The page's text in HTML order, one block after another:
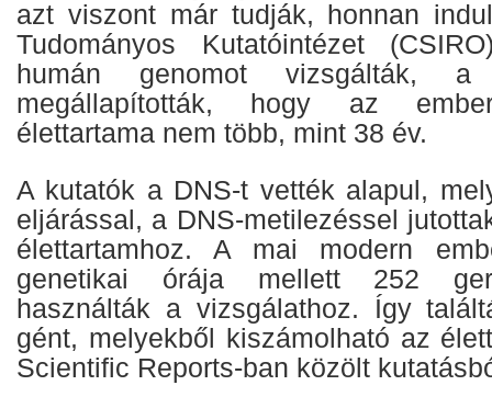
azt viszont már tudják, honnan
Tudományos Kutatóintézet
humán genomot vizsgálták,
megállapították, hogy az
élettartama nem több, mint 38 év.
A kutatók a DNS-t vették alapul,
eljárással, a DNS-metilezéssel
élettartamhoz. A mai modern
genetikai órája mellett 252
használták a vizsgálathoz. Így
gént, melyekből kiszámolható az
Scientific Reports-ban közölt